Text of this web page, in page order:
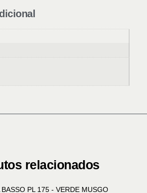
relacionados